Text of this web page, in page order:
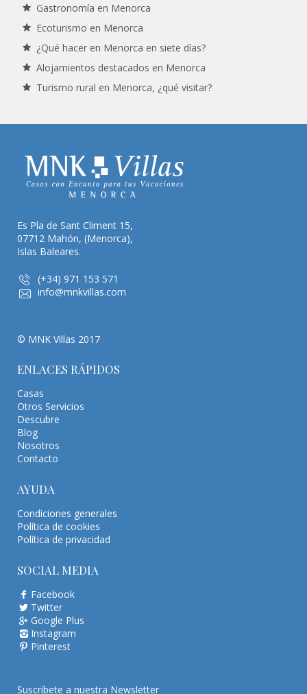
Gastronomía en Menorca
Ecoturismo en Menorca
¿Qué hacer en Menorca en siete días?
Alojamientos destacados en Menorca
Turismo rural en Menorca, ¿qué visitar?
Es Pla de Sant Climent 15,
07712 Mahón, (Menorca),
Islas Baleares.
(+34) 971 153 571
info@mnkvillas.com
© MNK Villas 2017
ENLACES RÁPIDOS
Casas
Otros Servicios
Descubre
Blog
Nosotros
Contacto
AYUDA
Condiciones generales
Política de cookies
Política de privacidad
SOCIAL MEDIA
Facebook
Twitter
Google Plus
Instagram
Pinterest
Suscríbete a nuestra Newsletter